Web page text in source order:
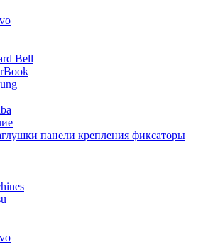
Bell
панели крепления фиксаторы